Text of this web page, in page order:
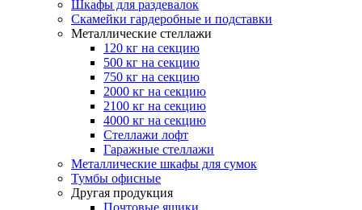
Шкафы для раздевалок
Скамейки гардеробные и подставки
Металлические стеллажи
120 кг на секцию
500 кг на секцию
750 кг на секцию
2000 кг на секцию
2100 кг на секцию
4000 кг на секцию
Стеллажи лофт
Гаражные стеллажи
Металлические шкафы для сумок
Тумбы офисные
Другая продукция
Почтовые ящики